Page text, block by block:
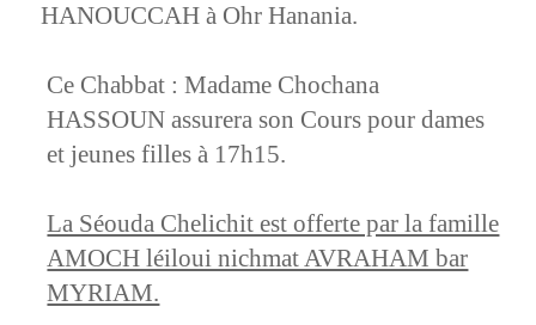
HANOUCCAH à Ohr Hanania.
Ce Chabbat : Madame Chochana
HASSOUN assurera son Cours pour dames
et jeunes filles à 17h15.
La Séouda Chelichit est offerte par la famille
AMOCH léiloui nichmat AVRAHAM bar
MYRIAM.